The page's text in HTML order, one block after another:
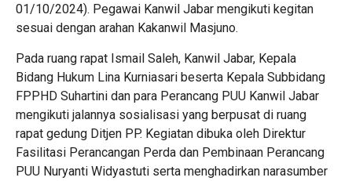
01/10/2024). Pegawai Kanwil Jabar mengikuti kegitan
sesuai dengan arahan Kakanwil Masjuno.
Pada ruang rapat Ismail Saleh, Kanwil Jabar, Kepala
Bidang Hukum Lina Kurniasari beserta Kepala Subbidang
FPPHD Suhartini dan para Perancang PUU Kanwil Jabar
mengikuti jalannya sosialisasi yang berpusat di ruang
rapat gedung Ditjen PP. Kegiatan dibuka oleh Direktur
Fasilitasi Perancangan Perda dan Pembinaan Perancang
PUU Nuryanti Widyastuti serta menghadirkan narasumber